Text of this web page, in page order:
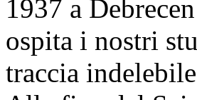
1937 a
ospita i nostri
traccia